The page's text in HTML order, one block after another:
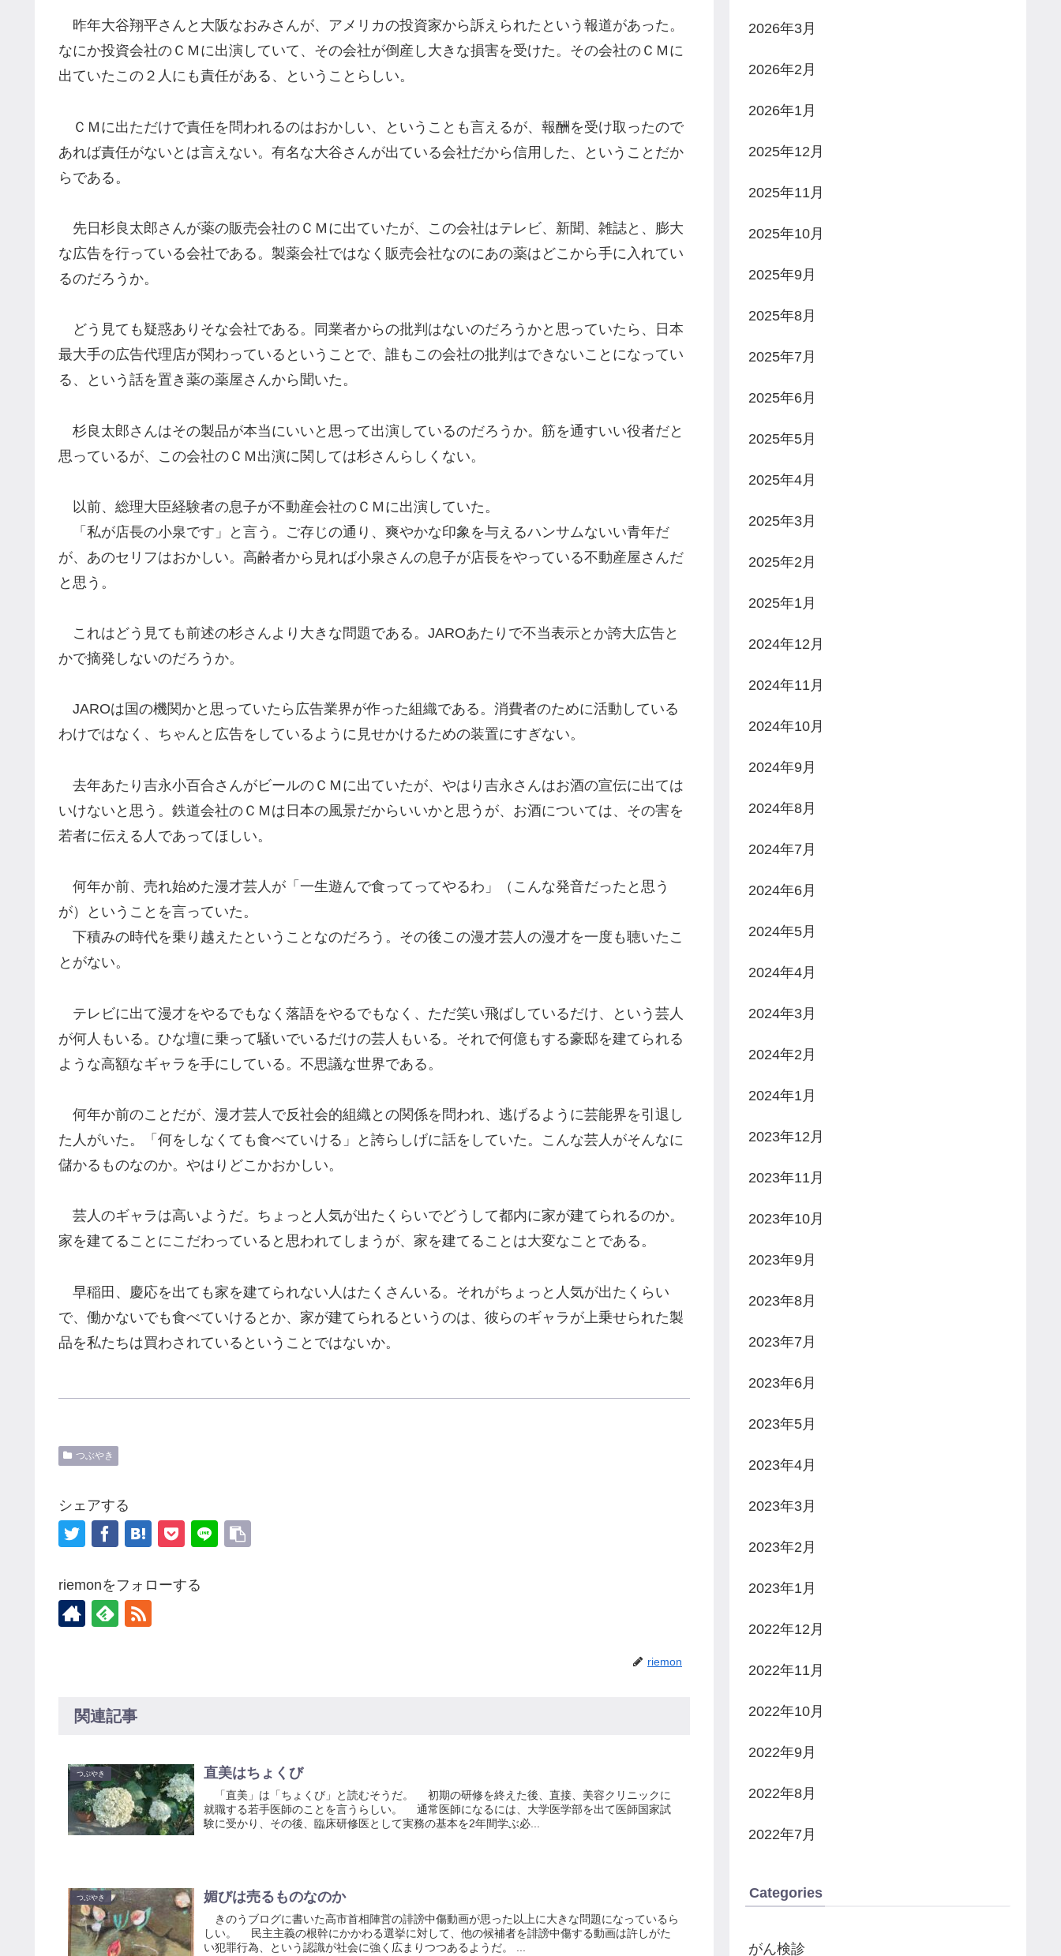
昨年大谷翔平さんと大阪なおみさんが、アメリカの投資家から訴えられたという報道があった。
なにか投資会社のＣＭに出演していて、その会社が倒産し大きな損害を受けた。その会社のＣＭに
出ていたこの２人にも責任がある、ということらしい。
ＣＭに出ただけで責任を問われるのはおかしい、ということも言えるが、報酬を受け取ったので
あれば責任がないとは言えない。有名な大谷さんが出ている会社だから信用した、ということだか
らである。
先日杉良太郎さんが薬の販売会社のＣＭに出ていたが、この会社はテレビ、新聞、雑誌と、膨大
な広告を行っている会社である。製薬会社ではなく販売会社なのにあの薬はどこから手に入れてい
るのだろうか。
どう見ても疑惑ありそな会社である。同業者からの批判はないのだろうかと思っていたら、日本
最大手の広告代理店が関わっているということで、誰もこの会社の批判はできないことになってい
る、という話を置き薬の薬屋さんから聞いた。
杉良太郎さんはその製品が本当にいいと思って出演しているのだろうか。筋を通すいい役者だと
思っているが、この会社のＣＭ出演に関しては杉さんらしくない。
以前、総理大臣経験者の息子が不動産会社のＣＭに出演していた。
「私が店長の小泉です」と言う。ご存じの通り、爽やかな印象を与えるハンサムないい青年だ
が、あのセリフはおかしい。高齢者から見れば小泉さんの息子が店長をやっている不動産屋さんだ
と思う。
これはどう見ても前述の杉さんより大きな問題である。JAROあたりで不当表示とか誇大広告と
かで摘発しないのだろうか。
JAROは国の機関かと思っていたら広告業界が作った組織である。消費者のために活動している
わけではなく、ちゃんと広告をしているように見せかけるための装置にすぎない。
去年あたり吉永小百合さんがビールのＣＭに出ていたが、やはり吉永さんはお酒の宣伝に出ては
いけないと思う。鉄道会社のＣＭは日本の風景だからいいかと思うが、お酒については、その害を
若者に伝える人であってほしい。
何年か前、売れ始めた漫才芸人が「一生遊んで食ってってやるわ」（こんな発音だったと思う
が）ということを言っていた。
下積みの時代を乗り越えたということなのだろう。その後この漫才芸人の漫才を一度も聴いたこ
とがない。
テレビに出て漫才をやるでもなく落語をやるでもなく、ただ笑い飛ばしているだけ、という芸人
が何人もいる。ひな壇に乗って騒いでいるだけの芸人もいる。それで何億もする豪邸を建てられる
ような高額なギャラを手にしている。不思議な世界である。
何年か前のことだが、漫才芸人で反社会的組織との関係を問われ、逃げるように芸能界を引退し
た人がいた。「何をしなくても食べていける」と誇らしげに話をしていた。こんな芸人がそんなに
儲かるものなのか。やはりどこかおかしい。
芸人のギャラは高いようだ。ちょっと人気が出たくらいでどうして都内に家が建てられるのか。
家を建てることにこだわっていると思われてしまうが、家を建てることは大変なことである。
早稲田、慶応を出ても家を建てられない人はたくさんいる。それがちょっと人気が出たくらい
で、働かないでも食べていけるとか、家が建てられるというのは、彼らのギャラが上乗せられた製
品を私たちは買わされているということではないか。
つぶやき
シェアする
riemonをフォローする
riemon
関連記事
つぶやき 直美はちょくび
「直美」は「ちょくび」と読むそうだ。 初期の研修を終えた後、直接、美容クリニックに
就職する若手医師のことを言うらしい。 通常医師になるには、大学医学部を出て医師国家試
験に受かり、その後、臨床研修医として実務の基本を2年間学ぶ必...
つぶやき 媚びは売るものなのか
きのうブログに書いた高市首相陣営の誹謗中傷動画が思った以上に大きな問題になっているら
しい。 民主主義の根幹にかかわる選挙に対して、他の候補者を誹謗中傷する動画は許しがた
い犯罪行為、という認識が社会に強く広まりつつあるようだ。 ...
2026年3月
2026年2月
2026年1月
2025年12月
2025年11月
2025年10月
2025年9月
2025年8月
2025年7月
2025年6月
2025年5月
2025年4月
2025年3月
2025年2月
2025年1月
2024年12月
2024年11月
2024年10月
2024年9月
2024年8月
2024年7月
2024年6月
2024年5月
2024年4月
2024年3月
2024年2月
2024年1月
2023年12月
2023年11月
2023年10月
2023年9月
2023年8月
2023年7月
2023年6月
2023年5月
2023年4月
2023年3月
2023年2月
2023年1月
2022年12月
2022年11月
2022年10月
2022年9月
2022年8月
2022年7月
Categories
がん検診